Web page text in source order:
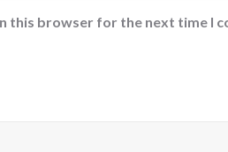
this browser for the next time I